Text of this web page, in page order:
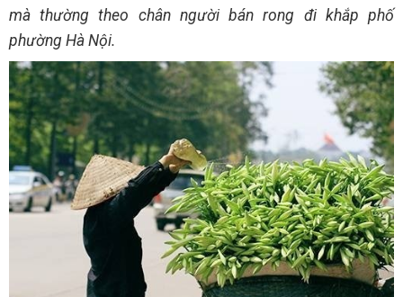
mà thường theo chân người bán rong đi khắp phố
phường Hà Nội.